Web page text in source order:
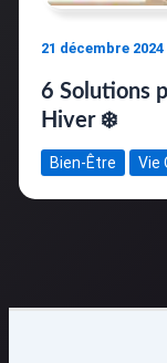
21 décembre 2024
6 Solutions
Hiver ❄️
Bien-Être Vie